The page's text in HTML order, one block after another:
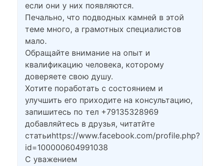
если они у них появляются.
Печально, что подводных камней в этой
теме много, а грамотных специалистов
мало.
Обращайте внимание на опыт и
квалификацию человека, которому
доверяете свою душу.
Хотите поработать с состоянием и
улучшить его приходите на консультацию,
запишитесь по тел +79135328969
добавляйтесь в друзья, читатйте
статьиhttps://www.facebook.com/profile.php?
id=100000604991038
С уважением